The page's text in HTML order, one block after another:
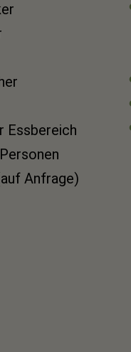
Essbereich
Anfrage)